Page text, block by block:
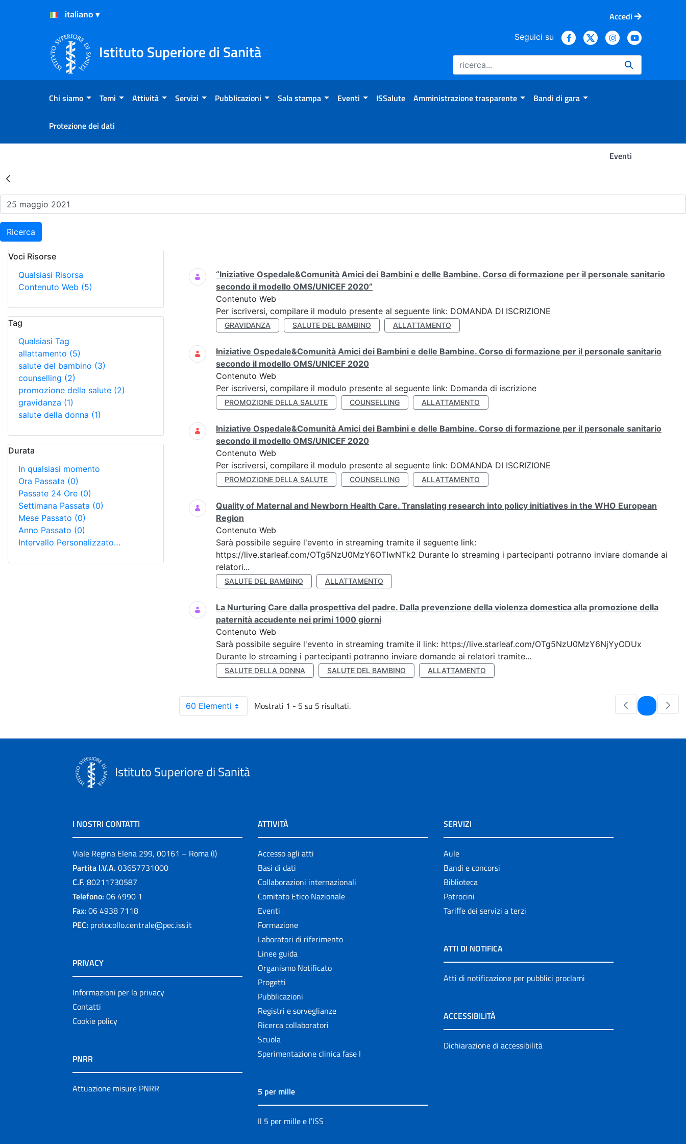
Salta al Contenuto
Salta al Footer
Accedi
Istituto Superiore di Sanità
Seguici su
Chi siamo Temi Attività Servizi Pubblicazioni Sala stampa Eventi ISSalute Amministrazione trasparente Bandi di gara
Protezione dei dati
Eventi
Risultati della Ricerca - Eventi
Ricerca
Voci Risorse
Qualsiasi Risorsa
Contenuto Web (5)
Tag
Qualsiasi Tag
allattamento (5)
salute del bambino (3)
counselling (2)
promozione della salute (2)
gravidanza (1)
salute della donna (1)
Durata
In qualsiasi momento
Ora Passata (0)
Passate 24 Ore (0)
Settimana Passata (0)
Mese Passato (0)
Anno Passato (0)
Intervallo Personalizzato…
Ricerca
“Iniziative Ospedale&Comunità Amici dei Bambini e delle Bambine. Corso di formazione per il personale sanitario
secondo il modello OMS/UNICEF 2020”
Contenuto Web
Per iscriversi, compilare il modulo presente al seguente link: DOMANDA DI ISCRIZIONE
GRAVIDANZA SALUTE DEL BAMBINO ALLATTAMENTO
Iniziative Ospedale&Comunità Amici dei Bambini e delle Bambine. Corso di formazione per il personale sanitario
secondo il modello OMS/UNICEF 2020
Contenuto Web
Per iscriversi, compilare il modulo presente al seguente link: Domanda di iscrizione
PROMOZIONE DELLA SALUTE COUNSELLING ALLATTAMENTO
Iniziative Ospedale&Comunità Amici dei Bambini e delle Bambine. Corso di formazione per il personale sanitario
secondo il modello OMS/UNICEF 2020
Contenuto Web
Per iscriversi, compilare il modulo presente al seguente link: DOMANDA DI ISCRIZIONE
PROMOZIONE DELLA SALUTE COUNSELLING ALLATTAMENTO
Quality of Maternal and Newborn Health Care. Translating research into policy initiatives in the WHO European
Region
Contenuto Web
Sarà possibile seguire l'evento in streaming tramite il seguente link:
https://live.starleaf.com/OTg5NzU0MzY6OTIwNTk2 Durante lo streaming i partecipanti potranno inviare domande ai
relatori...
SALUTE DEL BAMBINO ALLATTAMENTO
La Nurturing Care dalla prospettiva del padre. Dalla prevenzione della violenza domestica alla promozione della
paternità accudente nei primi 1000 giorni
Contenuto Web
Sarà possibile seguire l'evento in streaming tramite il link: https://live.starleaf.com/OTg5NzU0MzY6NjYyODUx
Durante lo streaming i partecipanti potranno inviare domande ai relatori tramite...
SALUTE DELLA DONNA SALUTE DEL BAMBINO ALLATTAMENTO
60 Elementi Mostrati 1 - 5 su 5 risultati. Pagina
Istituto Superiore di Sanità
I NOSTRI CONTATTI
Viale Regina Elena 299, 00161 – Roma (I)
Partita I.V.A. 03657731000
C.F. 80211730587
Telefono: 06 4990 1
Fax: 06 4938 7118
PEC: protocollo.centrale@pec.iss.it
PRIVACY
Informazioni per la privacy
Contatti
Cookie policy
PNRR
Attuazione misure PNRR
ATTIVITÀ
Accesso agli atti
Basi di dati
Collaborazioni internazionali
Comitato Etico Nazionale
Eventi
Formazione
Laboratori di riferimento
Linee guida
Organismo Notificato
Progetti
Pubblicazioni
Registri e sorveglianze
Ricerca collaboratori
Scuola
Sperimentazione clinica fase I
5 per mille
Il 5 per mille e l'ISS
SERVIZI
Aule
Bandi e concorsi
Biblioteca
Patrocini
Tariffe dei servizi a terzi
ATTI DI NOTIFICA
Atti di notificazione per pubblici proclami
ACCESSIBILITÀ
Dichiarazione di accessibilità